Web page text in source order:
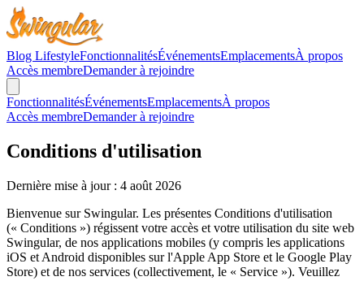
Blog LifestyleFonctionnalitésÉvénementsEmplacementsÀ propos
Accès membreDemander à rejoindre
FonctionnalitésÉvénementsEmplacementsÀ propos
Accès membreDemander à rejoindre
Conditions d'utilisation
Dernière mise à jour : 4 août 2026
Bienvenue sur Swingular. Les présentes Conditions d'utilisation
(« Conditions ») régissent votre accès et votre utilisation du site web
Swingular, de nos applications mobiles (y compris les applications
iOS et Android disponibles sur l'Apple App Store et le Google Play
Store) et de nos services (collectivement, le « Service »). Veuillez